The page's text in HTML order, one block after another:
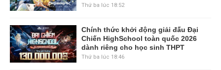
Thứ ba lúc 18:52
Chính thức khởi động giải đấu Đại
Chiến HighSchool toàn quốc 2026
dành riêng cho học sinh THPT
Thứ ba lúc 18:46